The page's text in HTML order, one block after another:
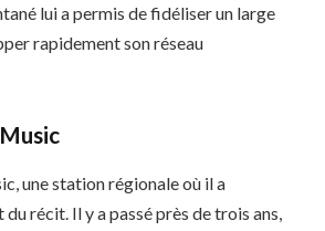
lui a permis de fidéliser un large
rapidement son réseau
une station régionale où il a
récit. Il y a passé près de trois ans,